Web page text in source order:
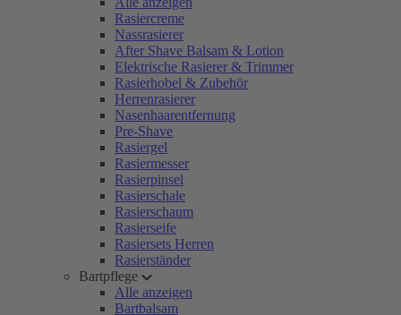
Rasiercreme
Nassrasierer
After Shave Balsam & Lotion
Elektrische Rasierer & Trimmer
Rasierhobel & Zubehör
Herrenrasierer
Nasenhaarentfernung
Pre-Shave
Rasiergel
Rasiermesser
Rasierpinsel
Rasierschale
Rasierschaum
Rasierseife
Rasiersets Herren
Rasierständer
Bartpflege
Alle anzeigen
Bartbalsam